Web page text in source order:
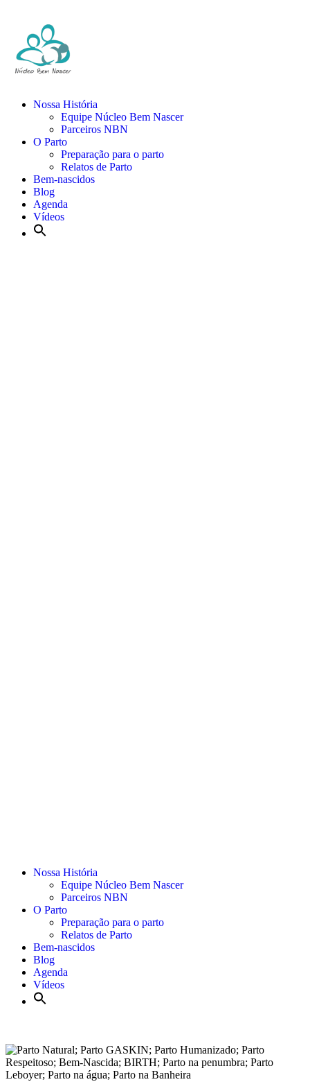
Nossa História
Equipe Núcleo Bem Nascer
Parceiros NBN
O Parto
Preparação para o parto
Relatos de Parto
Bem-nascidos
Blog
Agenda
Vídeos
Nossa História
Equipe Núcleo Bem Nascer
Parceiros NBN
O Parto
Preparação para o parto
Relatos de Parto
Bem-nascidos
Blog
Agenda
Vídeos